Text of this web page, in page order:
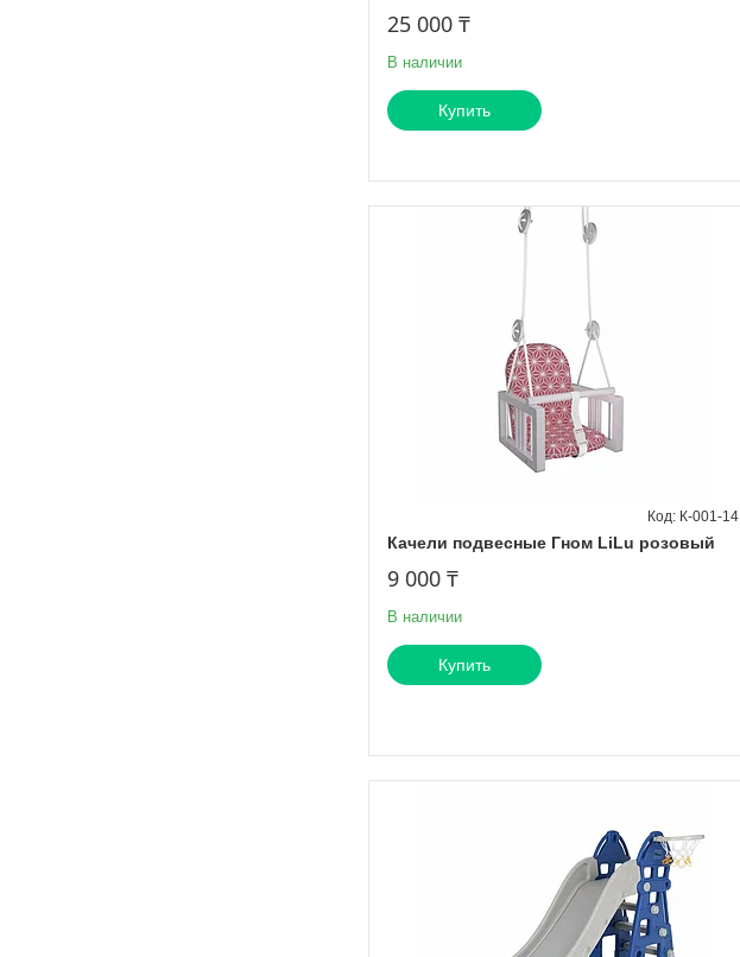
25 000 ₸
В наличии
Купить
Качели подвесные Гном LiLu розовый
К-001-14
9 000 ₸
В наличии
Купить